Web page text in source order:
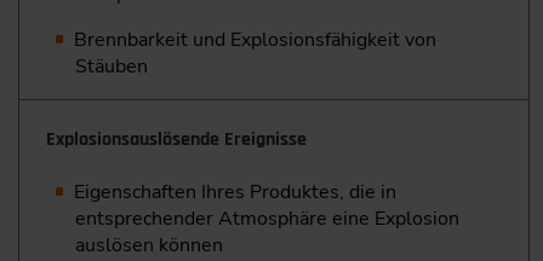
Brennbarkeit und Explosionsfähigkeit von
Stäuben
Explosionsauslösende Ereignisse
Eigenschaften Ihres Produktes, die in
entsprechender ­Atmosphäre eine Explosion
auslösen können